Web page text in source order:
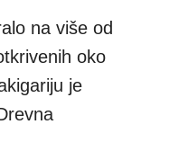
na više od
oko
je